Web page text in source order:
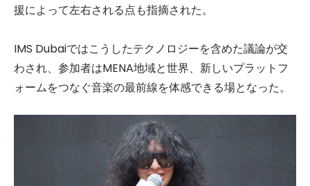
援によって左右される点も指摘された。
IMS Dubaiではこうしたテクノロジーを含めた議論が交
わされ、参加者はMENA地域と世界、新しいプラットフ
ォームをつなぐ音楽の最前線を体感できる場となった。